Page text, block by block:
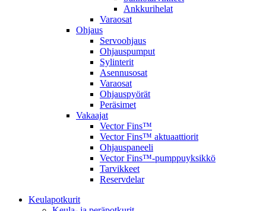
Ankkurihelat
Varaosat
Ohjaus
Servoohjaus
Ohjauspumput
Sylinterit
Asennusosat
Varaosat
Ohjauspyörät
Peräsimet
Vakaajat
Vector Fins™
Vector Fins™ aktuaattiorit
Ohjauspaneeli
Vector Fins™-pumppuyksikkö
Tarvikkeet
Reservdelar
Keulapotkurit